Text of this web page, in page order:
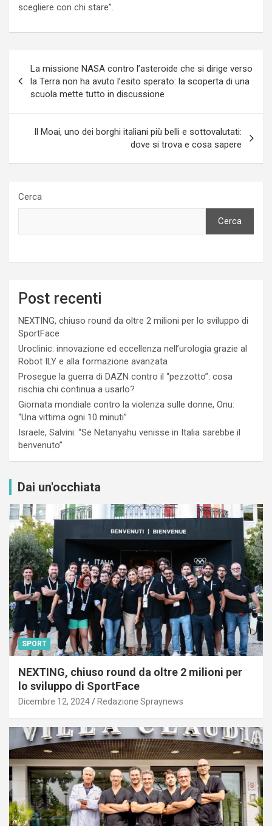
scegliere con chi stare”.
articoli
La missione NASA contro l’asteroide che si dirige verso
la Terra non ha avuto l’esito sperato: la scoperta di una
scuola mette tutto in discussione
Il Moai, uno dei borghi italiani più belli e sottovalutati:
dove si trova e cosa sapere
Cerca
Cerca
Post recenti
NEXTING, chiuso round da oltre 2 milioni per lo sviluppo di
SportFace
Uroclinic: innovazione ed eccellenza nell’urologia grazie al
Robot ILY e alla formazione avanzata
Prosegue la guerra di DAZN contro il “pezzotto”: cosa
rischia chi continua a usarlo?
Giornata mondiale contro la violenza sulle donne, Onu:
“Una vittima ogni 10 minuti”
Israele, Salvini: “Se Netanyahu venisse in Italia sarebbe il
benvenuto”
Dai un'occhiata
SPORT
NEXTING, chiuso round da oltre 2 milioni per
lo sviluppo di SportFace
Dicembre 12, 2024 Redazione Spraynews